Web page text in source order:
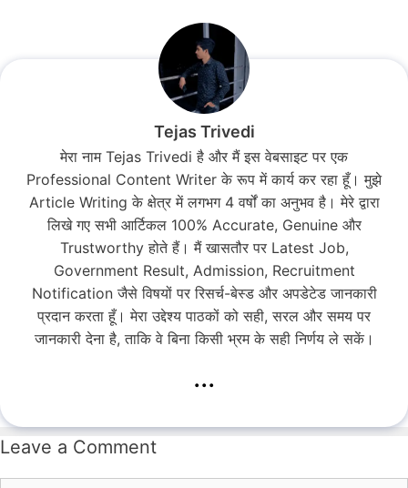
Tejas Trivedi
मेरा नाम Tejas Trivedi है और मैं इस वेबसाइट पर एक
Professional Content Writer के रूप में कार्य कर रहा हूँ। मुझे
Article Writing के क्षेत्र में लगभग 4 वर्षों का अनुभव है। मेरे द्वारा
लिखे गए सभी आर्टिकल 100% Accurate, Genuine और
Trustworthy होते हैं। मैं खासतौर पर Latest Job,
Government Result, Admission, Recruitment
Notification जैसे विषयों पर रिसर्च-बेस्ड और अपडेटेड जानकारी
प्रदान करता हूँ। मेरा उद्देश्य पाठकों को सही, सरल और समय पर
जानकारी देना है, ताकि वे बिना किसी भ्रम के सही निर्णय ले सकें।
...
Leave a Comment